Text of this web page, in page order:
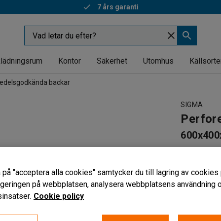
7 års garanti
Kontor Säkerhet Utomhus
backar
SIGMA
Art. nr:
på "acceptera alla cookies" samtycker du till lagring av
på webbplatsen, analysera webbplatsens användning
Cookie policy